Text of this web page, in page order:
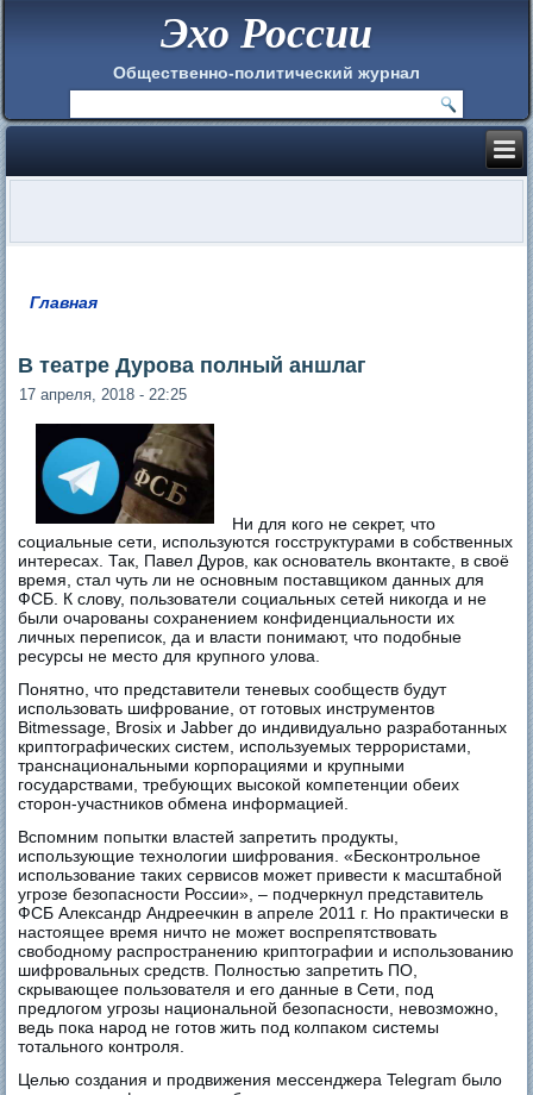
Эхо России
Общественно-политический журнал
Главная
В театре Дурова полный аншлаг
17 апреля, 2018 - 22:25
Ни для кого не секрет, что
социальные сети, используются госструктурами в собственных
интересах. Так, Павел Дуров, как основатель вконтакте, в своё
время, стал чуть ли не основным поставщиком данных для
ФСБ. К слову, пользователи социальных сетей никогда и не
были очарованы сохранением конфиденциальности их
личных переписок, да и власти понимают, что подобные
ресурсы не место для крупного улова.
Понятно, что представители теневых сообществ будут
использовать шифрование, от готовых инструментов
Bitmessage, Brosix и Jabber до индивидуально разработанных
криптографических систем, используемых террористами,
транснациональными корпорациями и крупными
государствами, требующих высокой компетенции обеих
сторон-участников обмена информацией.
Вспомним попытки властей запретить продукты,
использующие технологии шифрования. «Бесконтрольное
использование таких сервисов может привести к масштабной
угрозе безопасности России», – подчеркнул представитель
ФСБ Александр Андреечкин в апреле 2011 г. Но практически в
настоящее время ничто не может воспрепятствовать
свободному распространению криптографии и использованию
шифровальных средств. Полностью запретить ПО,
скрывающее пользователя и его данные в Сети, под
предлогом угрозы национальной безопасности, невозможно,
ведь пока народ не готов жить под колпаком системы
тотального контроля.
Целью создания и продвижения мессенджера Telegram было